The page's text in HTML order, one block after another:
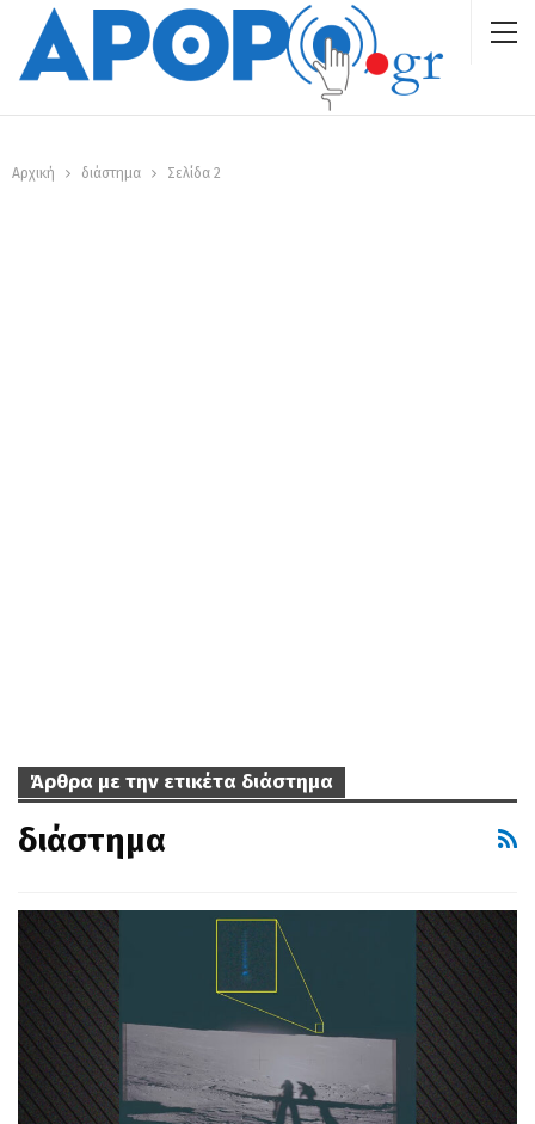
Αρχική διάστημα Σελίδα 2
Άρθρα με την ετικέτα διάστημα
διάστημα